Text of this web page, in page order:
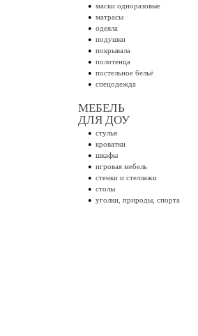
маски одноразовые
матрасы
одеяла
подушки
покрывала
полотенца
постельное бельё
спецодежда
МЕБЕЛЬ
ДЛЯ ДОУ
стулья
кроватки
шкафы
игровая мебель
стенки и стеллажи
столы
уголки, природы, спорта